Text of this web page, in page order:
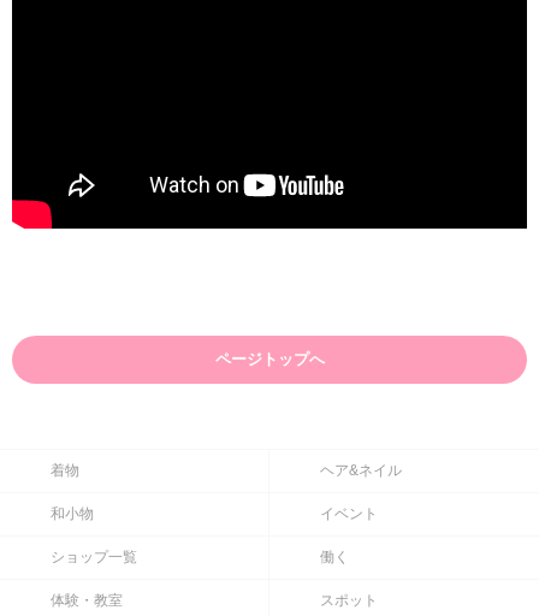
ページトップへ
着物 ヘア&ネイル
和小物 イベント
ショップ一覧 働く
体験・教室 スポット